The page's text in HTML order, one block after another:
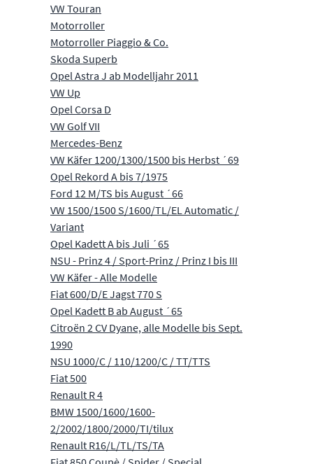
VW Touran
Motorroller
Motorroller Piaggio & Co.
Skoda Superb
Opel Astra J ab Modelljahr 2011
VW Up
Opel Corsa D
VW Golf VII
Mercedes-Benz
VW Käfer 1200/1300/1500 bis Herbst ´69
Opel Rekord A bis 7/1975
Ford 12 M/TS bis August ´66
VW 1500/1500 S/1600/TL/EL Automatic /
Variant
Opel Kadett A bis Juli ´65
NSU - Prinz 4 / Sport-Prinz / Prinz I bis III
VW Käfer - Alle Modelle
Fiat 600/D/E Jagst 770 S
Opel Kadett B ab August ´65
Citroën 2 CV Dyane, alle Modelle bis Sept.
1990
NSU 1000/C / 110/1200/C / TT/TTS
Fiat 500
Renault R 4
BMW 1500/1600/1600-
2/2002/1800/2000/TI/tilux
Renault R16/L/TL/TS/TA